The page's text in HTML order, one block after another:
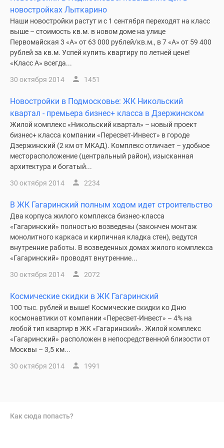
новостройках Лыткарино
Наши новостройки растут и с 1 сентября переходят на класс
выше – стоимость кв.м. в новом доме на улице
Первомайская 3 «А» от 63 000 рублей/кв.м., в 7 «А» от 59 400
рублей за кв.м. Успей купить квартиру по летней цене!
«Класс А» всегда...
30 октября 2014 1451
Новостройки в Подмосковье: ЖК Никольский
квартал - премьера бизнес+ класса в Дзержинском
Жилой комплекс «Никольский квартал» – новый проект
бизнес+ класса компании «Пересвет-Инвест» в городе
Дзержинский (2 км от МКАД). Комплекс отличает – удобное
месторасположение (центральный район), изысканная
архитектура и богатый...
30 октября 2014 2234
В ЖК Гагаринский полным ходом идет строительство
Два корпуса жилого комплекса бизнес-класса
«Гагаринский» полностью возведены (закончен монтаж
монолитного каркаса и кирпичная кладка стен), ведутся
внутренние работы. В возведенных домах жилого комплекса
«Гагаринский» проводят внутренние...
30 октября 2014 2072
Космические скидки в ЖК Гагаринский
100 тыс. рублей и выше! Космические скидки ко Дню
космонавтики от компании «Пересвет-Инвест» – 4% на
любой тип квартир в ЖК «Гагаринский». Жилой комплекс
«Гагаринский» расположен в непосредственной близости от
Москвы – 3,5 км...
30 октября 2014 1991
Как сюда попасть?